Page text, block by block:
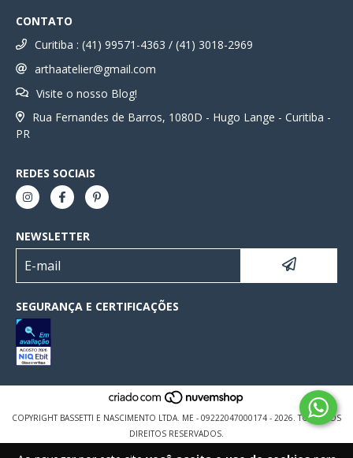
CONTATO
Curitiba : (41) 99571-4363 / (41) 3018-2969
arthaatelier@gmail.com
Visite o nosso Blog!
Rua Fernandes de Barros, 1080D - Hugo Lange - Curitiba -
PR
REDES SOCIAIS
NEWSLETTER
SEGURANÇA E CERTIFICAÇÕES
COPYRIGHT BASSETTI E NASCIMENTO LTDA. ME - 09222047000174 - 2026. TODOS OS
DIREITOS RESERVADOS.